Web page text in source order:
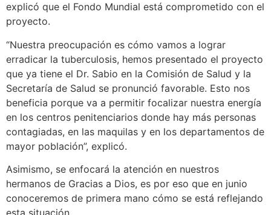
explicó que el Fondo Mundial está comprometido con el
proyecto.
“Nuestra preocupación es cómo vamos a lograr
erradicar la tuberculosis, hemos presentado el proyecto
que ya tiene el Dr. Sabio en la Comisión de Salud y la
Secretaría de Salud se pronunció favorable. Esto nos
beneficia porque va a permitir focalizar nuestra energía
en los centros penitenciarios donde hay más personas
contagiadas, en las maquilas y en los departamentos de
mayor población”, explicó.
Asimismo, se enfocará la atención en nuestros
hermanos de Gracias a Dios, es por eso que en junio
conoceremos de primera mano cómo se está reflejando
esta situación.